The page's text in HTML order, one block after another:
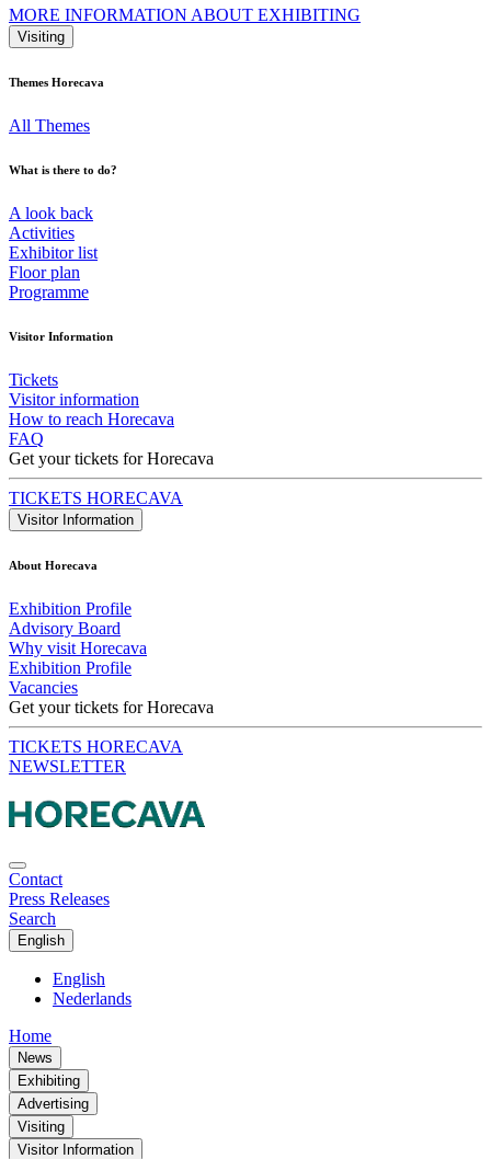
MORE INFORMATION ABOUT EXHIBITING
Visiting
Themes Horecava
All Themes
What is there to do?
A look back
Activities
Exhibitor list
Floor plan
Programme
Visitor Information
Tickets
Visitor information
How to reach Horecava
FAQ
Get your tickets for Horecava
TICKETS HORECAVA
Visitor Information
About Horecava
Exhibition Profile
Advisory Board
Why visit Horecava
Exhibition Profile
Vacancies
Get your tickets for Horecava
TICKETS HORECAVA
NEWSLETTER
Contact
Press Releases
Search
English
English
Nederlands
Home
News
Exhibiting
Advertising
Visiting
Visitor Information